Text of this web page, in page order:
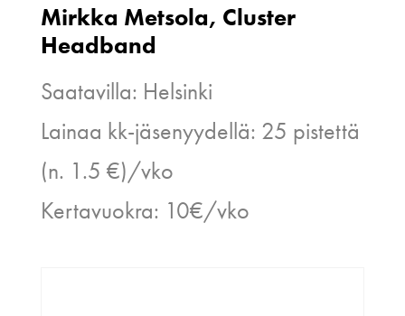
Mirkka Metsola, Cluster
Headband
Saatavilla: Helsinki
Lainaa kk-jäsenyydellä: 25 pistettä
(n. 1.5 €)/vko
Kertavuokra: 10€/vko